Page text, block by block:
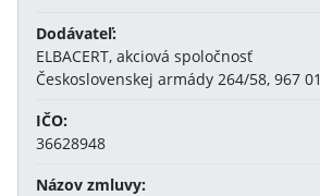
Dodávateľ:
ELBACERT, akciová spoločnosť
Československej armády 264/58, 967
IČO:
36628948
Názov zmluvy: